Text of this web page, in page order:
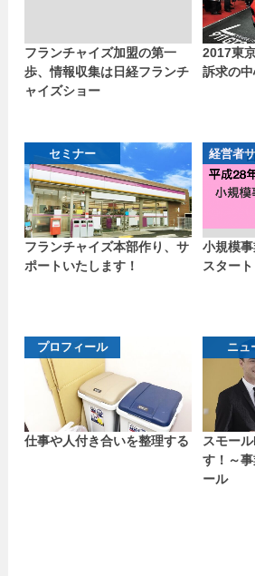
フランチャイズ加盟の第一
歩、情報収集は日経フランチ
ャイズショー
2017東
訴求の
セミナー
フランチャイズ本部作り、サ
ポートいたします！
経営者
小規模事
スタート
プロフィール
仕事や人付き合いを整理する
ニュ
スモー
す！～
ール